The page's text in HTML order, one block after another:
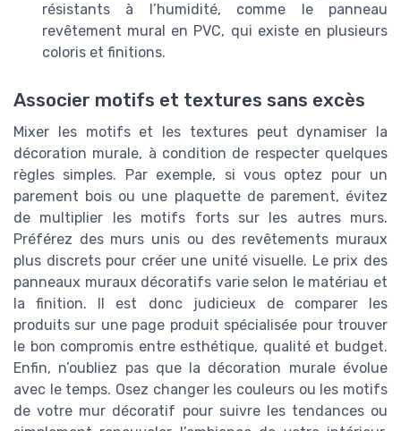
résistants à l’humidité, comme le panneau
revêtement mural en PVC, qui existe en plusieurs
coloris et finitions.
Associer motifs et textures sans excès
Mixer les motifs et les textures peut dynamiser la
décoration murale, à condition de respecter quelques
règles simples. Par exemple, si vous optez pour un
parement bois ou une plaquette de parement, évitez
de multiplier les motifs forts sur les autres murs.
Préférez des murs unis ou des revêtements muraux
plus discrets pour créer une unité visuelle. Le prix des
panneaux muraux décoratifs varie selon le matériau et
la finition. Il est donc judicieux de comparer les
produits sur une page produit spécialisée pour trouver
le bon compromis entre esthétique, qualité et budget.
Enfin, n’oubliez pas que la décoration murale évolue
avec le temps. Osez changer les couleurs ou les motifs
de votre mur décoratif pour suivre les tendances ou